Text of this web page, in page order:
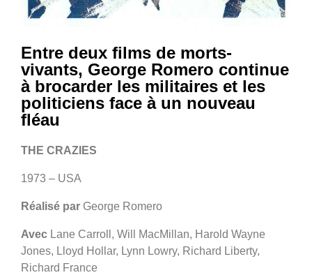
Entre deux films de morts-
vivants, George Romero continue
à brocarder les militaires et les
politiciens face à un nouveau
fléau
THE CRAZIES
1973 – USA
Réalisé par George Romero
Avec Lane Carroll, Will MacMillan, Harold Wayne
Jones, Lloyd Hollar, Lynn Lowry, Richard Liberty,
Richard France